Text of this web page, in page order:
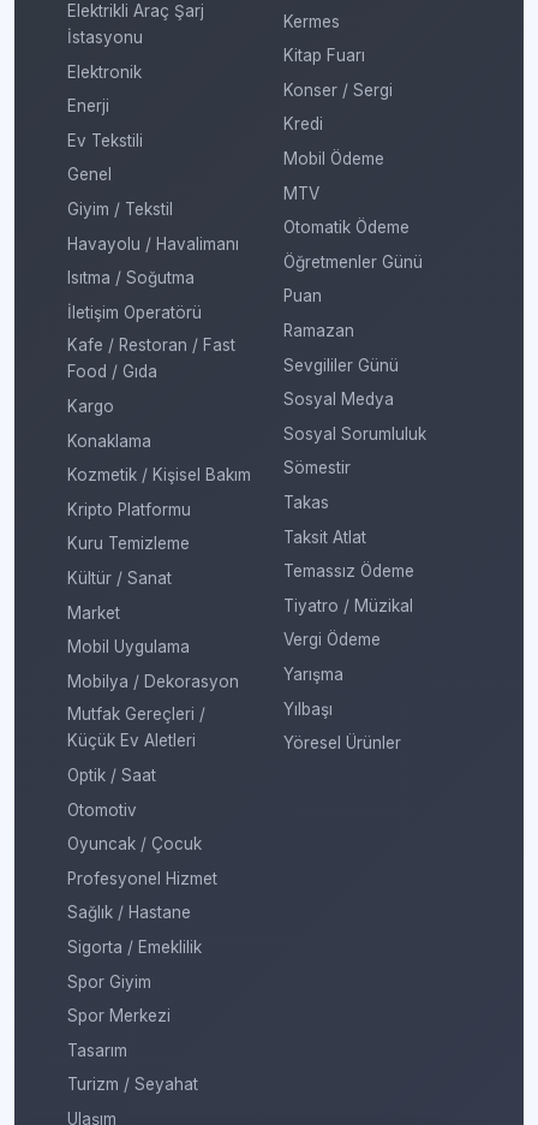
Elektrikli Araç Şarj
İstasyonu
Elektronik
Enerji
Ev Tekstili
Genel
Giyim / Tekstil
Havayolu / Havalimanı
Isıtma / Soğutma
İletişim Operatörü
Kafe / Restoran / Fast
Food / Gıda
Kargo
Konaklama
Kozmetik / Kişisel Bakım
Kripto Platformu
Kuru Temizleme
Kültür / Sanat
Market
Mobil Uygulama
Mobilya / Dekorasyon
Mutfak Gereçleri /
Küçük Ev Aletleri
Optik / Saat
Otomotiv
Oyuncak / Çocuk
Profesyonel Hizmet
Sağlık / Hastane
Sigorta / Emeklilik
Spor Giyim
Spor Merkezi
Tasarım
Turizm / Seyahat
Ulaşım
Kermes
Kitap Fuarı
Konser / Sergi
Kredi
Mobil Ödeme
MTV
Otomatik Ödeme
Öğretmenler Günü
Puan
Ramazan
Sevgililer Günü
Sosyal Medya
Sosyal Sorumluluk
Sömestir
Takas
Taksit Atlat
Temassız Ödeme
Tiyatro / Müzikal
Vergi Ödeme
Yarışma
Yılbaşı
Yöresel Ürünler